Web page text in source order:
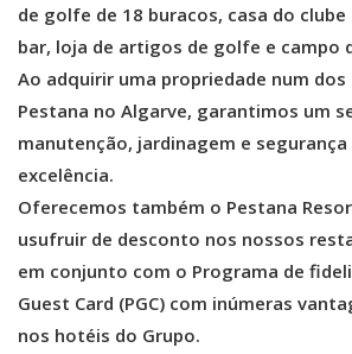
de golfe de 18 buracos, casa do
bar, loja de artigos de golfe e campo
Ao adquirir uma propriedade num dos
Pestana no Algarve, garantimos um
manutenção, jardinagem e segurança
excelência.
Oferecemos também o Pestana
usufruir de desconto nos nossos
em conjunto com o Programa de
Guest Card (PGC) com inúmeras
nos hotéis do Grupo.